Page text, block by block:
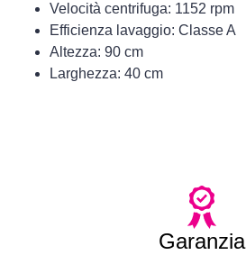
Velocità centrifuga: 1152 rpm
Efficienza lavaggio: Classe A
Altezza: 90 cm
Larghezza: 40 cm
Garanzia